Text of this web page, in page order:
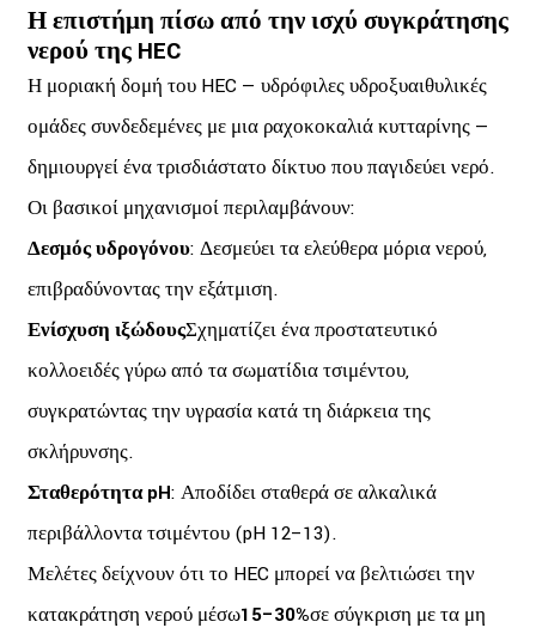
Η επιστήμη πίσω από την ισχύ συγκράτησης
νερού της HEC
Η μοριακή δομή του HEC — υδρόφιλες υδροξυαιθυλικές
ομάδες συνδεδεμένες με μια ραχοκοκαλιά κυτταρίνης —
δημιουργεί ένα τρισδιάστατο δίκτυο που παγιδεύει νερό.
Οι βασικοί μηχανισμοί περιλαμβάνουν:
Δεσμός υδρογόνου: Δεσμεύει τα ελεύθερα μόρια νερού,
επιβραδύνοντας την εξάτμιση.
Ενίσχυση ιξώδουςΣχηματίζει ένα προστατευτικό
κολλοειδές γύρω από τα σωματίδια τσιμέντου,
συγκρατώντας την υγρασία κατά τη διάρκεια της
σκλήρυνσης.
Σταθερότητα pH: Αποδίδει σταθερά σε αλκαλικά
περιβάλλοντα τσιμέντου (pH 12–13).
Μελέτες δείχνουν ότι το HEC μπορεί να βελτιώσει την
κατακράτηση νερού μέσω15–30%σε σύγκριση με τα μη